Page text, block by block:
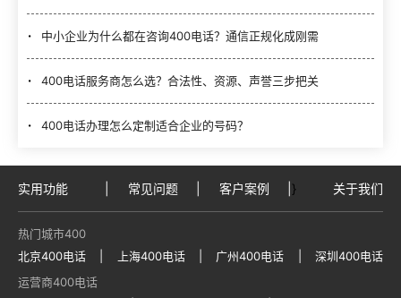
中小企业为什么都在咨询400电话？通信正规化成刚需
400电话服务商怎么选？合法性、资源、声誉三步把关
400电话办理怎么定制适合企业的号码？
实用功能 常见问题 客户案例 } 关于我们
热门城市400
北京400电话
上海400电话 广州400电话
深圳400电话
运营商400电话